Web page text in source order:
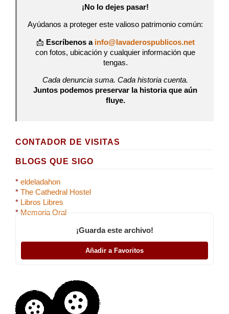
¡No lo dejes pasar!
Ayúdanos a proteger este valioso patrimonio común:
📩 Escríbenos a info@lavaderospublicos.net
con fotos, ubicación y cualquier información que
tengas.
Cada denuncia suma. Cada historia cuenta.
Juntos podemos preservar la historia que aún
fluye.
CONTADOR DE VISITAS
BLOGS QUE SIGO
* eldeladahon
* The Cathedral Hostel
* Libros Libres
* Memoria Oral
¡Guarda este archivo!
Añadir a Favoritos